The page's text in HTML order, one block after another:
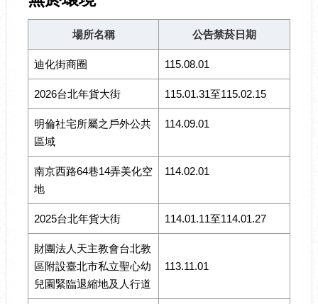
場所名稱 公告禁菸日期
迪化街商圈 115.08.01
2026台北年貨大街 115.01.31至115.02.15
明倫社宅所屬之戶外公共
區域
114.09.01
南京西路64巷14弄美化空
地
114.02.01
2025台北年貨大街 114.01.11至114.01.27
財團法人天主教會台北教
區附設臺北市私立聖心幼
兒園緊臨退縮地及人行道
113.11.01